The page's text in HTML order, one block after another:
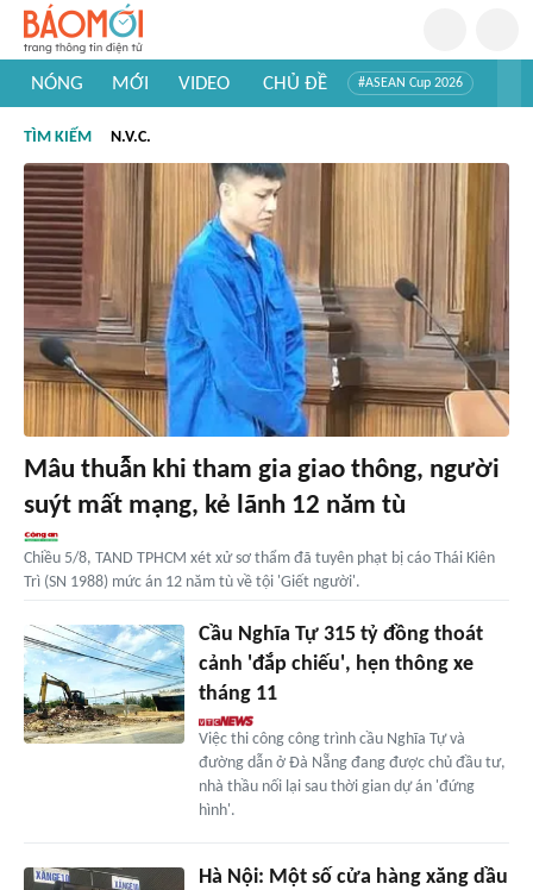
NÓNG MỚI VIDEO CHỦ ĐỀ #ASEAN Cup 2026
#Khám phá thế giới
TÌM KIẾM N.V.C.
Mâu thuẫn khi tham gia giao thông, người
suýt mất mạng, kẻ lãnh 12 năm tù
Chiều 5/8, TAND TPHCM xét xử sơ thẩm đã tuyên phạt bị cáo Thái Kiên
Trì (SN 1988) mức án 12 năm tù về tội 'Giết người'.
Cầu Nghĩa Tự 315 tỷ đồng thoát
cảnh 'đắp chiếu', hẹn thông xe
tháng 11
Việc thi công công trình cầu Nghĩa Tự và
đường dẫn ở Đà Nẵng đang được chủ đầu tư,
nhà thầu nối lại sau thời gian dự án 'đứng
hình'.
Hà Nội: Một số cửa hàng xăng dầu